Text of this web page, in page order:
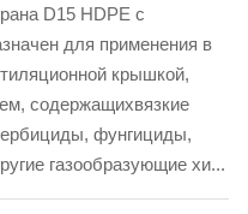
D15 HDPE с
для применения в
крышкой,
содержащихвязкие
фунгициды,
газообразующие хи...